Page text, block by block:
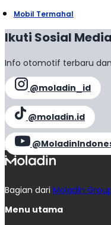
Mobil Termahal
Ikuti Sosial
Info otomotif terbaru
@moladin_id
@moladin.id
Bagian dari Moladin
Menu utama